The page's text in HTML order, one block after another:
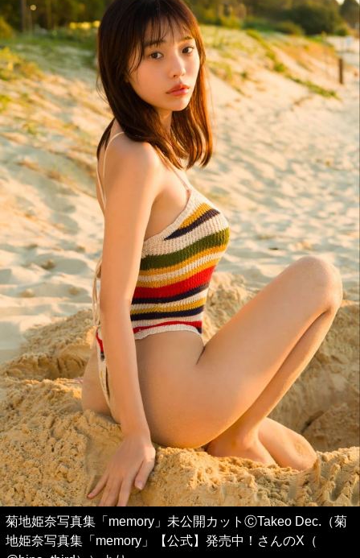
菊地姫奈写真集「memory」未公開カットⒸTakeo Dec.（菊
地姫奈写真集「memory」【公式】発売中！さんのX（